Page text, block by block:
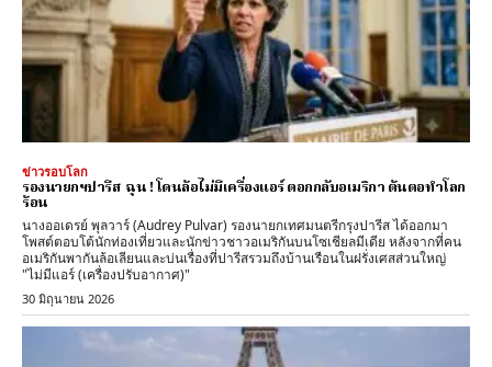
ข่าวรอบโลก
รองนายกฯปารีส ฉุน ! โดนล้อไม่มีเครื่องแอร์ ตอกกลับอเมริกา ต้นตอทำโลก
ร้อน
นางออเดรย์ พุลวาร์ (Audrey Pulvar) รองนายกเทศมนตรีกรุงปารีส ได้ออกมา
โพสต์ตอบโต้นักท่องเที่ยวและนักข่าวชาวอเมริกันบนโซเชียลมีเดีย หลังจากที่คน
อเมริกันพากันล้อเลียนและบ่นเรื่องที่ปารีสรวมถึงบ้านเรือนในฝรั่งเศสส่วนใหญ่
"ไม่มีแอร์ (เครื่องปรับอากาศ)"
30 มิถุนายน 2026